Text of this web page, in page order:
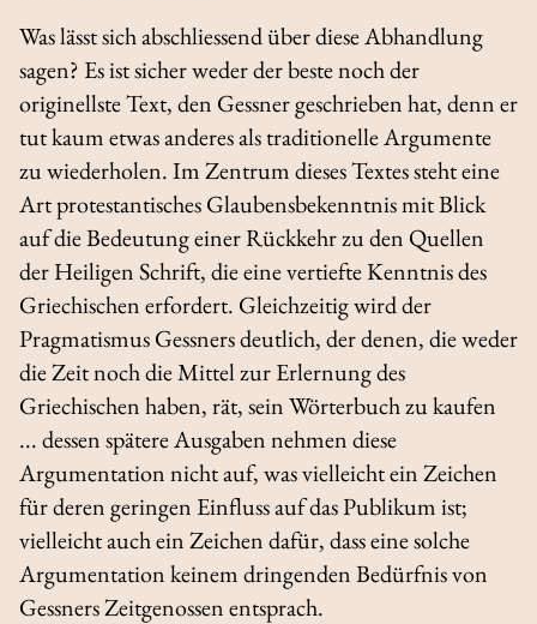
Was lässt sich abschliessend über diese Abhandlung
sagen? Es ist sicher weder der beste noch der
originellste Text, den Gessner geschrieben hat, denn er
tut kaum etwas anderes als traditionelle Argumente
zu wiederholen. Im Zentrum dieses Textes steht eine
Art protestantisches Glaubensbekenntnis mit Blick
auf die Bedeutung einer Rückkehr zu den Quellen
der Heiligen Schrift, die eine vertiefte Kenntnis des
Griechischen erfordert. Gleichzeitig wird der
Pragmatismus Gessners deutlich, der denen, die weder
die Zeit noch die Mittel zur Erlernung des
Griechischen haben, rät, sein Wörterbuch zu kaufen
... dessen spätere Ausgaben nehmen diese
Argumentation nicht auf, was vielleicht ein Zeichen
für deren geringen Einfluss auf das Publikum ist;
vielleicht auch ein Zeichen dafür, dass eine solche
Argumentation keinem dringenden Bedürfnis von
Gessners Zeitgenossen entsprach.